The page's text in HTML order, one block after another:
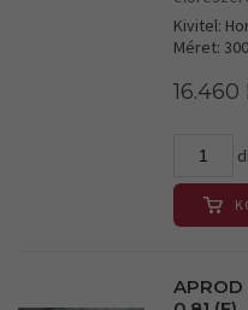
Kivitel:
Méret:
16.460